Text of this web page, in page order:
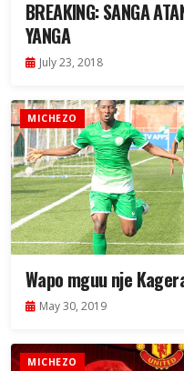
BREAKING: SANGA
YANGA
July 23, 2018
MICHEZO
Wapo mguu nje
May 30, 2019
MICHEZO